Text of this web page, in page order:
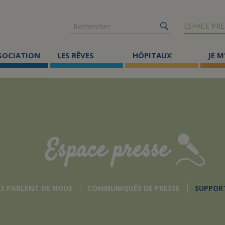
Rechercher
ESPACE
LES RÊVES HÔPITAUX JE
Espace presse
PARLENT DE NOUS COMMUNIQUÉS DE PRESSE